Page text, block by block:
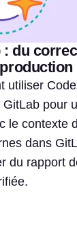
: du
utiliser
pour
le contexte
dans
du rapport